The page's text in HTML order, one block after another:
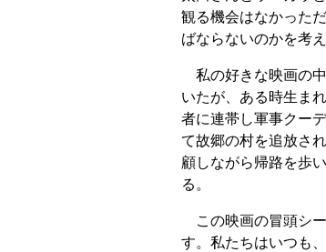
観る機会はなかった
ばならないのかを考
私の好きな映画の
いたが、ある時生ま
者に連帯し軍事クー
て故郷の村を追放さ
顧しながら帰路を歩
る。
この映画の冒頭シ
す。私たちはいつも